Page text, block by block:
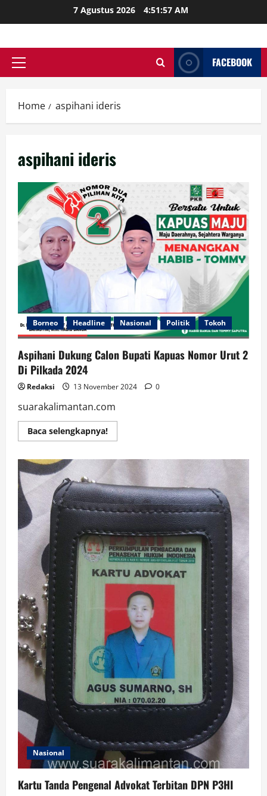
to
7 Agustus 2026 4:51:57 AM
Primary
FACEBOOK
Home aspihani ideris
aspihani ideris
Borneo Headline Nasional Politik Tokoh
Aspihani Dukung Calon Bupati Kapuas Nomor Urut 2
Di Pilkada 2024
Redaksi 13 November 2024 0
suarakalimantan.com
Baca selengkapnya!Read
more
Dukung
Calon
Bupati
Kapuas
Nomor
Urut
2
Di
Pilkada
2024
Nasional
Kartu Tanda Pengenal Advokat Terbitan DPN P3HI